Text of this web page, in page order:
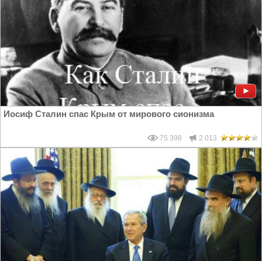
Иосиф Сталин спас Крым от мирового сионизма
75 398 2 013